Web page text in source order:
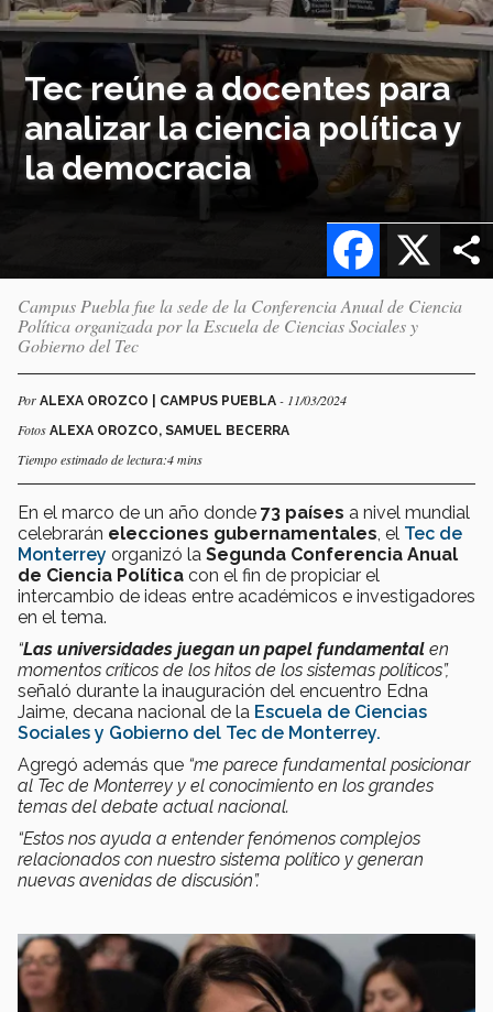
Tec reúne a docentes para
analizar la ciencia política y
la democracia
X
Facebook
Campus Puebla fue la sede de la Conferencia Anual de Ciencia
Política organizada por la Escuela de Ciencias Sociales y
Gobierno del Tec
Por ALEXA OROZCO | CAMPUS PUEBLA - 11/03/2024
Fotos ALEXA OROZCO, SAMUEL BECERRA
Tiempo estimado de lectura:4 mins
En el marco de un año donde 73 países a nivel mundial
celebrarán elecciones gubernamentales , el Tec de
Monterrey organizó la Segunda Conferencia Anual
de Ciencia Política con el fin de propiciar el
intercambio de ideas entre académicos e investigadores
en el tema.
“Las universidades juegan un papel fundamental en
momentos críticos de los hitos de los sistemas políticos”,
señaló durante la inauguración del encuentro Edna
Jaime, decana nacional de la Escuela de Ciencias
Sociales y Gobierno del Tec de Monterrey.
Agregó además que “me parece fundamental posicionar
al Tec de Monterrey y el conocimiento en los grandes
temas del debate actual nacional.
“Estos nos ayuda a entender fenómenos complejos
relacionados con nuestrosistema político y generan
nuevas avenidas de discusión”.